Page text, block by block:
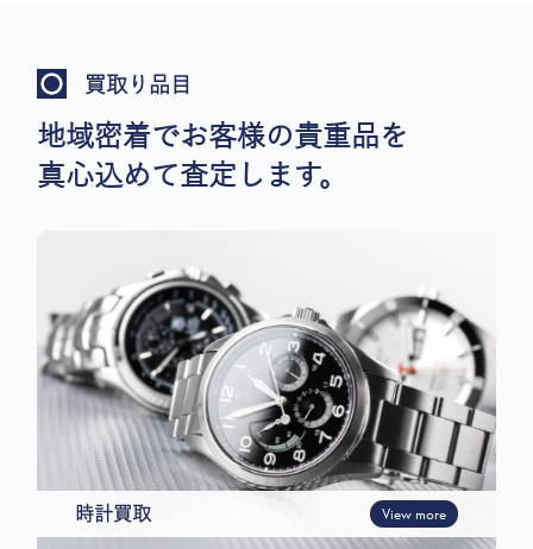
買取り品目
地域密着でお客様の貴重品を
真心込めて査定します。
時計買取 View more